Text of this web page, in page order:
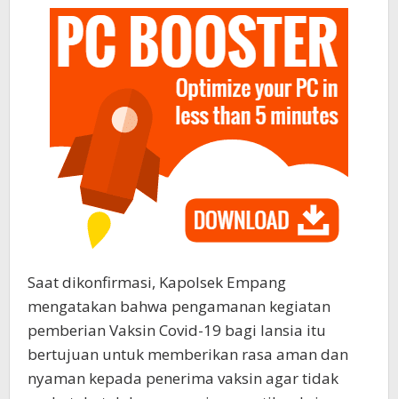
Saat dikonfirmasi, Kapolsek Empang
mengatakan bahwa pengamanan kegiatan
pemberian Vaksin Covid-19 bagi lansia itu
bertujuan untuk memberikan rasa aman dan
nyaman kepada penerima vaksin agar tidak